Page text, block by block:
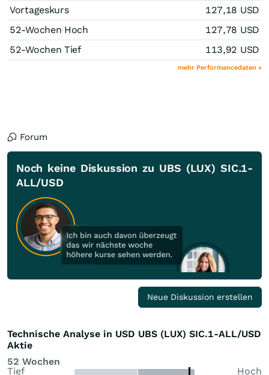
Vortageskurs
127,18 USD
52-Wochen Hoch
127,78 USD
52-Wochen Tief
113,92 USD
mehr Performancedaten »
Forum
Noch keine Diskussion zu UBS (LUX) SIC.1-
ALL/USD
Neue Diskussion erstellen
Technische Analyse in USD UBS (LUX) SIC.1-ALL/USD
Aktie
52 Wochen
Tief
Hoch